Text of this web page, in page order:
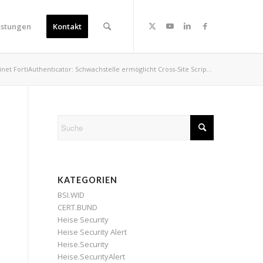
Kontakt
FortiAuthenticator: Schwachstelle ermöglicht Cross-Site Scrip...
KATEGORIEN
BSI.WID
CERT.BUND
Heise Security
Heise Security Alert
Heise.Security
Heise.SecurityAlert